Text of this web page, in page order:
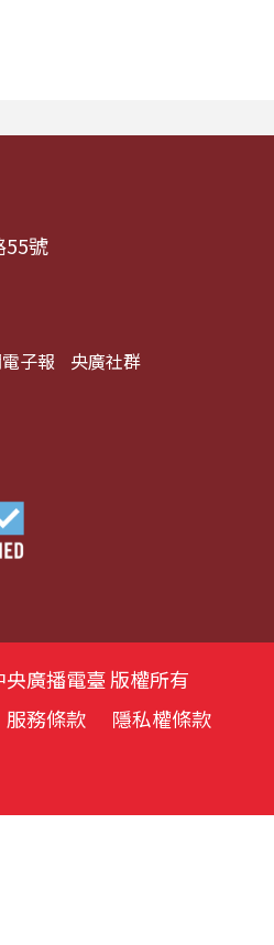
舞、想流淚...
55號
子報 央廣社群
廣播電臺 版權所有
服務條款 隱私權條款